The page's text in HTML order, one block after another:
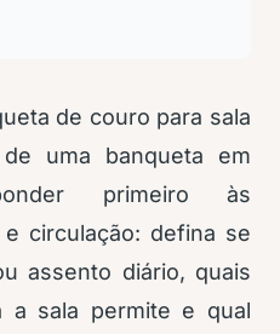
de couro para sala
uma banqueta em
primeiro às
circulação: defina se
assento diário, quais
a sala permite e qual